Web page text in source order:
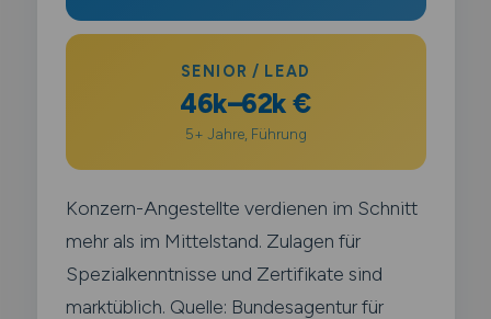
SENIOR / LEAD
46k–62k €
5+ Jahre, Führung
Konzern-Angestellte verdienen im Schnitt
mehr als im Mittelstand. Zulagen für
Spezialkenntnisse und Zertifikate sind
marktüblich. Quelle: Bundesagentur für